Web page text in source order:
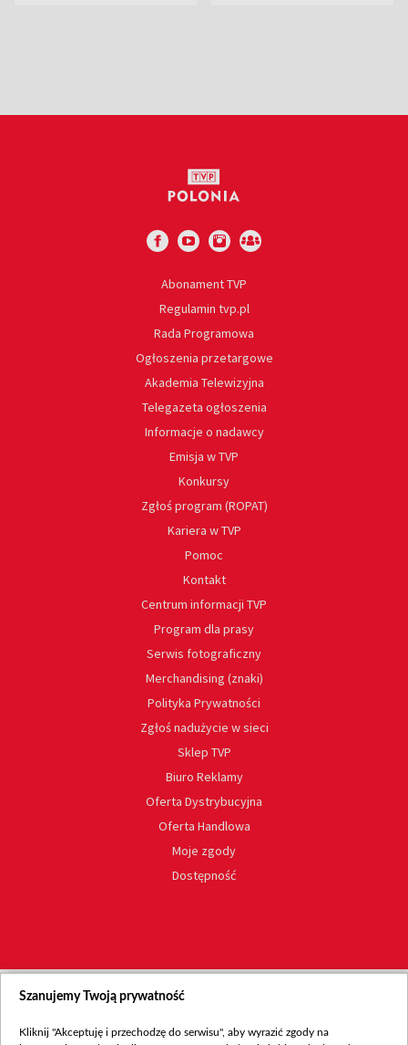
Abonament TVP
Regulamin tvp.pl
Rada Programowa
Ogłoszenia przetargowe
Akademia Telewizyjna
Telegazeta ogłoszenia
Informacje o nadawcy
Emisja w TVP
Konkursy
Zgłoś program (ROPAT)
Kariera w TVP
Pomoc
Kontakt
Centrum informacji TVP
Program dla prasy
Serwis fotograficzny
Merchandising (znaki)
Polityka Prywatności
Zgłoś nadużycie w sieci
Sklep TVP
Biuro Reklamy
Oferta Dystrybucyjna
Oferta Handlowa
Moje zgody
Dostępność
Szanujemy Twoją prywatność
Kliknij "Akceptuję i przechodzę do serwisu", aby wyrazić zgody na